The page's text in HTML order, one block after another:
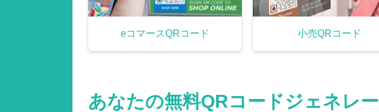
eコマースQRコード 小売QRコード
あなたの無料QRコードジェネレ